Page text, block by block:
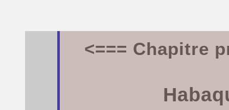
<=== Chapitre